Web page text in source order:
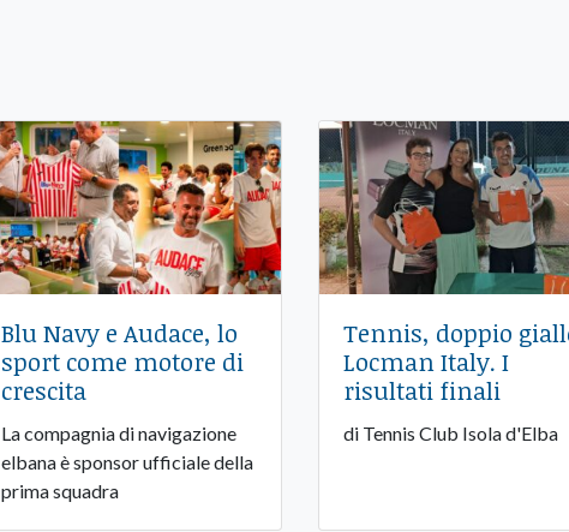
Blu Navy e Audace, lo
sport come motore di
crescita
La compagnia di navigazione
elbana è sponsor ufficiale della
prima squadra
Tennis, doppio
Locman Italy. I
risultati finali
di Tennis Club Isola d'Elba